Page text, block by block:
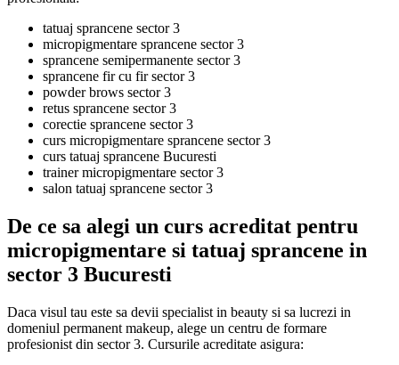
tatuaj sprancene sector 3
micropigmentare sprancene sector 3
sprancene semipermanente sector 3
sprancene fir cu fir sector 3
powder brows sector 3
retus sprancene sector 3
corectie sprancene sector 3
curs micropigmentare sprancene sector 3
curs tatuaj sprancene Bucuresti
trainer micropigmentare sector 3
salon tatuaj sprancene sector 3
De ce sa alegi un curs acreditat pentru
micropigmentare si tatuaj sprancene in
sector 3 Bucuresti
Daca visul tau este sa devii specialist in beauty si sa lucrezi in
domeniul permanent makeup, alege un centru de formare
profesionist din sector 3. Cursurile acreditate asigura: